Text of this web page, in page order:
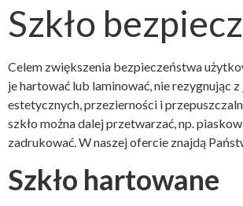
Szkło
Celem zwiększenia bezpieczeństwa
je hartować lub laminować, nie rezygnując
estetycznych, przezierności i
szkło można dalej przetwarzać, np.
zadrukować. W naszej ofercie znajdą
Szkło hartowane